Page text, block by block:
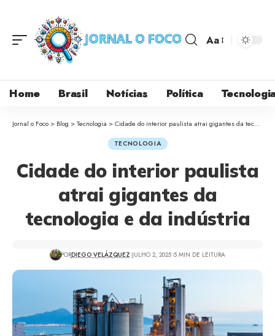
Aa
Home Brasil Notícias Política
Jornal o Foco > Blog >Tecnologia >Cidade do interior paulista atrai gigantes da tecnologia e da indústria
TECNOLOGIA
Cidade do interior paulista
atrai gigantes da
tecnologia e da indústria
PORDIEGO VELÁZQUEZ JULHO 2, 2025 5 MIN DE LEITURA